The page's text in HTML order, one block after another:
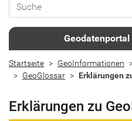
Startseite GeoInformationen
GeoGlossar
Erklärungen
Erklärungen zu